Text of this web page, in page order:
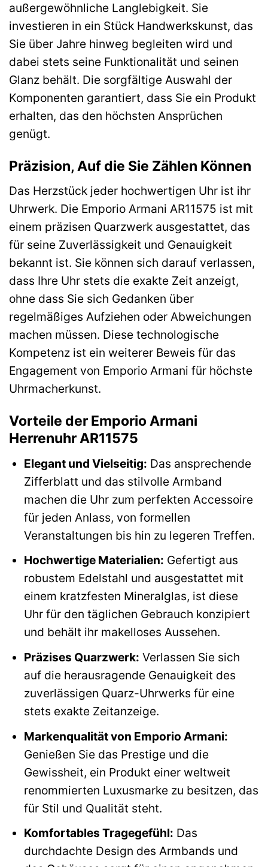
außergewöhnliche Langlebigkeit. Sie
investieren in ein Stück Handwerkskunst, das
Sie über Jahre hinweg begleiten wird und
dabei stets seine Funktionalität und seinen
Glanz behält. Die sorgfältige Auswahl der
Komponenten garantiert, dass Sie ein Produkt
erhalten, das den höchsten Ansprüchen
genügt.
Präzision, Auf die Sie Zählen Können
Das Herzstück jeder hochwertigen Uhr ist ihr
Uhrwerk. Die Emporio Armani AR11575 ist mit
einem präzisen Quarzwerk ausgestattet, das
für seine Zuverlässigkeit und Genauigkeit
bekannt ist. Sie können sich darauf verlassen,
dass Ihre Uhr stets die exakte Zeit anzeigt,
ohne dass Sie sich Gedanken über
regelmäßiges Aufziehen oder Abweichungen
machen müssen. Diese technologische
Kompetenz ist ein weiterer Beweis für das
Engagement von Emporio Armani für höchste
Uhrmacherkunst.
Vorteile der Emporio Armani
Herrenuhr AR11575
Elegant und Vielseitig: Das ansprechende
Zifferblatt und das stilvolle Armband
machen die Uhr zum perfekten Accessoire
für jeden Anlass, von formellen
Veranstaltungen bis hin zu legeren Treffen.
Hochwertige Materialien: Gefertigt aus
robustem Edelstahl und ausgestattet mit
einem kratzfesten Mineralglas, ist diese
Uhr für den täglichen Gebrauch konzipiert
und behält ihr makelloses Aussehen.
Präzises Quarzwerk: Verlassen Sie sich
auf die herausragende Genauigkeit des
zuverlässigen Quarz-Uhrwerks für eine
stets exakte Zeitanzeige.
Markenqualität von Emporio Armani:
Genießen Sie das Prestige und die
Gewissheit, ein Produkt einer weltweit
renommierten Luxusmarke zu besitzen, das
für Stil und Qualität steht.
Komfortables Tragegefühl: Das
durchdachte Design des Armbands und